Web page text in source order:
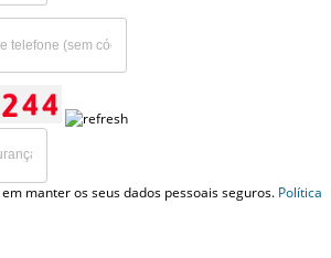
manter os seus dados pessoais seguros. Política